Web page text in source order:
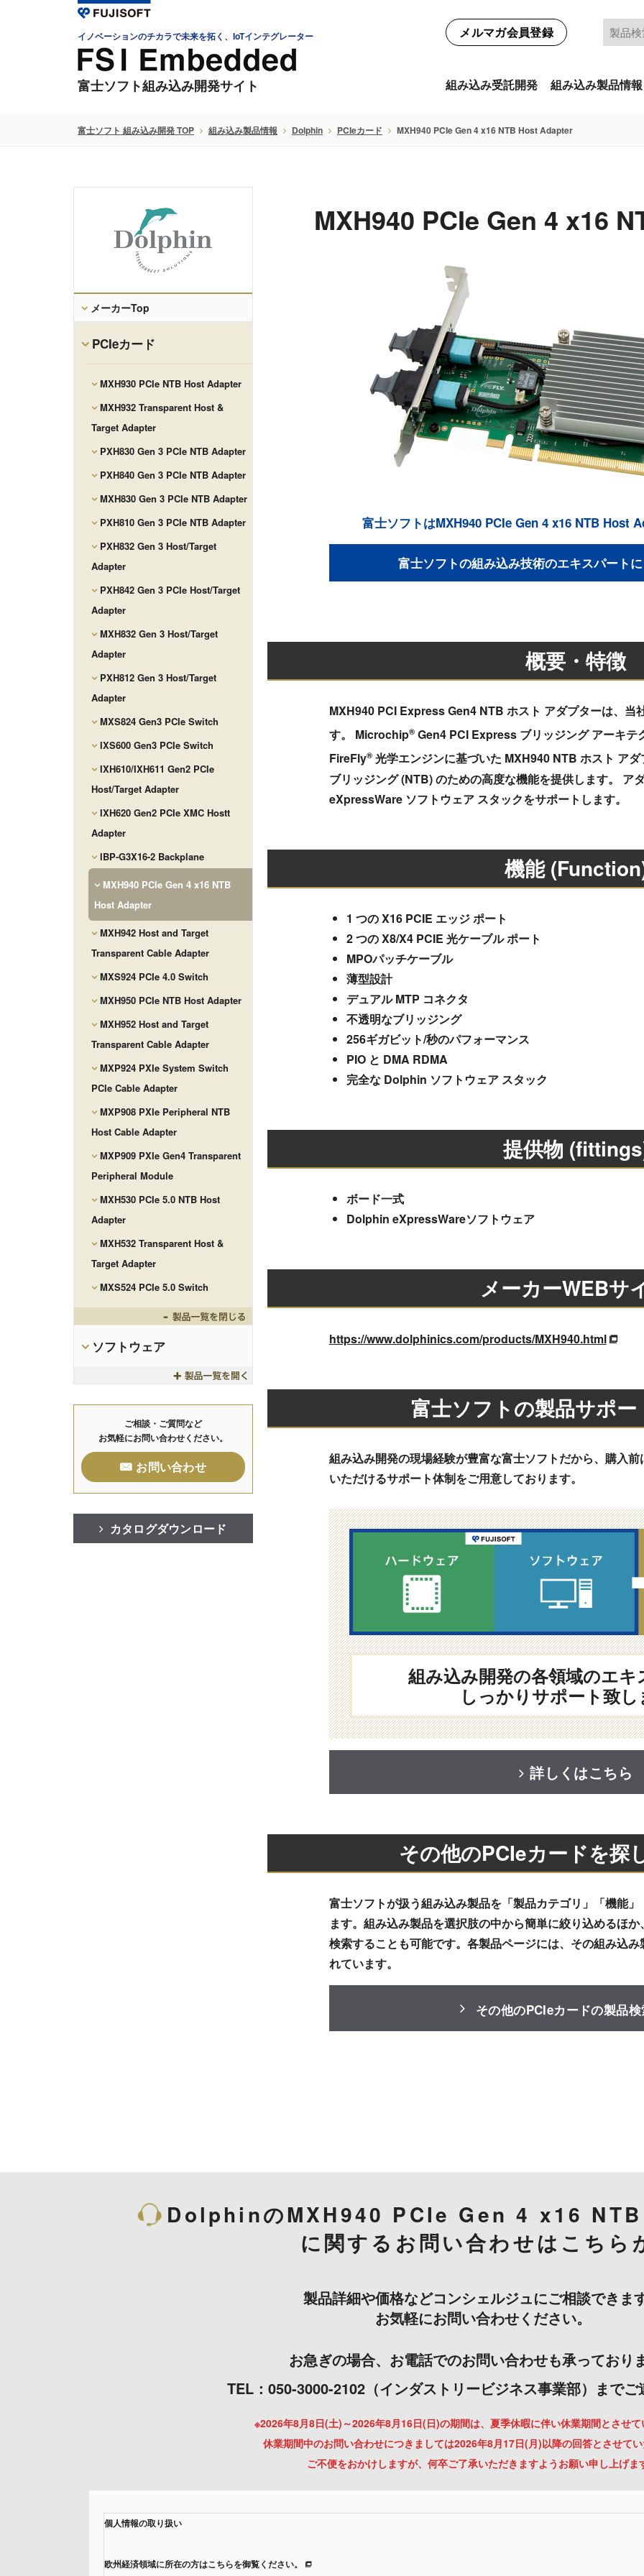
イノベーションのチカラで未来を拓く、IoTインテグレーター
富士ソフト組み込み開発サイト
メルマガ会員登録
組み込み受託開発 組み込み製品情報
富士ソフト 組み込み開発 TOP 組み込み製品情報 Dolphin PCIeカード MXH940 PCIe Gen 4 x16 NTB Host Adapter
メーカーTop
PCIeカード
MXH930 PCIe NTB Host Adapter
MXH932 Transparent Host &
Target Adapter
PXH830 Gen 3 PCIe NTB Adapter
PXH840 Gen 3 PCIe NTB Adapter
MXH830 Gen 3 PCIe NTB Adapter
PXH810 Gen 3 PCIe NTB Adapter
PXH832 Gen 3 Host/Target
Adapter
PXH842 Gen 3 PCIe Host/Target
Adapter
MXH832 Gen 3 Host/Target
Adapter
PXH812 Gen 3 Host/Target
Adapter
MXS824 Gen3 PCIe Switch
IXS600 Gen3 PCIe Switch
IXH610/IXH611 Gen2 PCIe
Host/Target Adapter
IXH620 Gen2 PCIe XMC Hostt
Adapter
IBP-G3X16-2 Backplane
MXH940 PCIe Gen 4 x16 NTB
Host Adapter
MXH942 Host and Target
Transparent Cable Adapter
MXS924 PCIe 4.0 Switch
MXH950 PCIe NTB Host Adapter
MXH952 Host and Target
Transparent Cable Adapter
MXP924 PXIe System Switch
PCIe Cable Adapter
MXP908 PXIe Peripheral NTB
Host Cable Adapter
MXP909 PXIe Gen4 Transparent
Peripheral Module
MXH530 PCIe 5.0 NTB Host
Adapter
MXH532 Transparent Host &
Target Adapter
MXS524 PCIe 5.0 Switch
ソフトウェア
ご相談・ご質問など
お気軽にお問い合わせください。
お問い合わせ
カタログダウンロード
MXH940 PCIe Gen 4 x16
富士ソフトはMXH940 PCIe Gen 4 x16 NTB Host
富士ソフトの組み込み技術のエキスパート
概要・特徴
MXH940 PCI Express Gen4 NTB ホスト アダプターは、当
す。 Microchip®Gen4 PCI Express ブリッジング アーキテ
FireFly®光学エンジンに基づいた MXH940 NTB ホスト ア
ブリッジング (NTB) のための高度な機能を提供します。 ア
eXpressWare ソフトウェア スタックをサポートします。
機能
1 つの X16 PCIE エッジ ポート
2 つの X8/X4 PCIE 光ケーブル ポート
MPOパッチケーブル
薄型設計
デュアル MTP コネクタ
不透明なブリッジング
256ギガビット/秒のパフォーマンス
PIO と DMA RDMA
完全な Dolphin ソフトウェア スタック
提供物
ボード一式
Dolphin eXpressWareソフトウェア
メーカーWEBサ
https://www.dolphinics.com/products/MXH940.html
富士ソフトの製品サポ
組み込み開発の現場経験が豊富な富士ソフトだから、購入
いただけるサポート体制をご用意しております。
組み込み開発の各領域のエ
しっかりサポート致
詳しくはこちら
その他のPCIeカードを探
富士ソフトが扱う組み込み製品を「製品カテゴリ」「機能
ます。組み込み製品を選択肢の中から簡単に絞り込めるほ
検索することも可能です。各製品ページには、その組み込
れています。
その他のPCIeカードの製品
DolphinのMXH940 PCIe Gen 4 x16
に関するお問い合わせはこちら
製品詳細や価格などコンシェルジュにご相談できま
お気軽にお問い合わせください。
お急ぎの場合、お電話でのお問い合わせも承っており
TEL：050-3000-2102（インダストリービジネス事業部）まで
※2026年8月8日(土)～2026年8月16日(日)の期間は、夏季休暇に伴い休業期間とさせ
休業期間中のお問い合わせにつきましては2026年8月17日(月)以降の回答とさせて
ご不便をおかけしますが、何卒ご了承いただきますようお願い申し上げま
個人情報の取り扱い
欧州経済領域に所在の方はこちらを御覧ください。